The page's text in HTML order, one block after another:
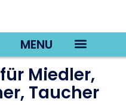
MENU
Miedler,
Taucher